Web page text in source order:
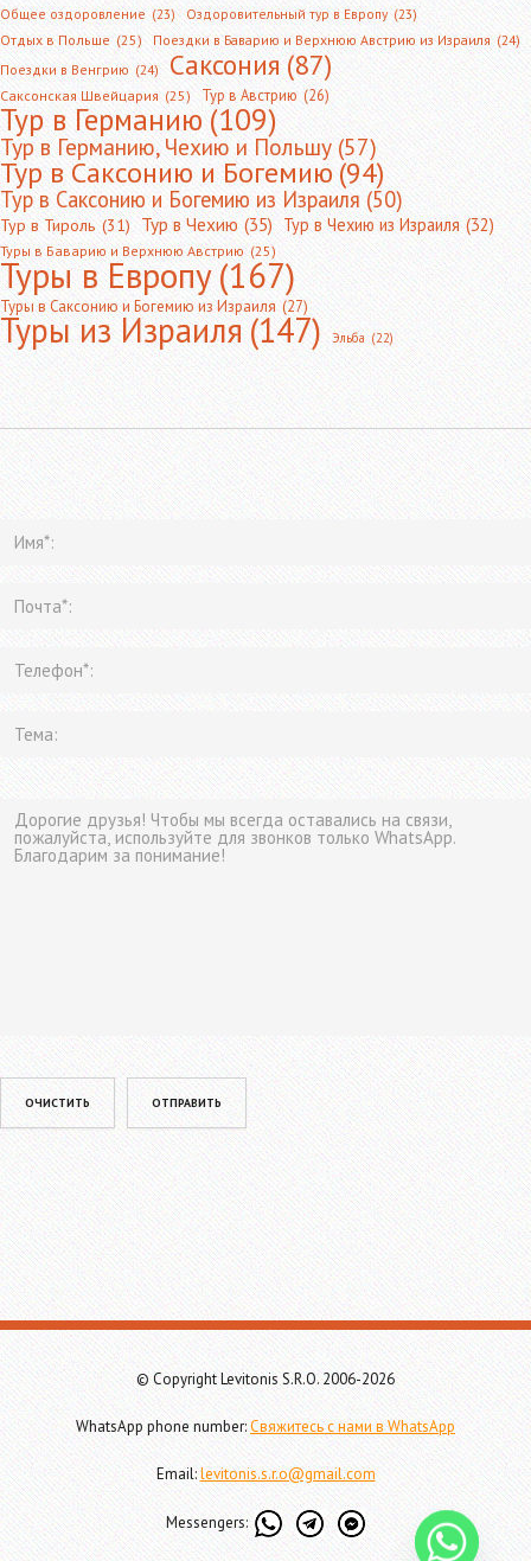
Общее оздоровление (23) Оздоровительный тур в Европу (23)
Отдых в Польше (25) Поездки в Баварию и Верхнюю Австрию из Израиля (24)
Поездки в Венгрию (24) Саксония (87)
Саксонская Швейцария (25) Тур в Австрию (26)
Тур в Германию(109)
Тур в Германию, Чехию и Польшу (57)
Тур в Саксонию и Богемию(94)
Тур в Саксонию и Богемию из Израиля (50)
Тур в Тироль (31) Тур в Чехию (35) Тур в Чехию из Израиля (32)
Туры в Баварию и Верхнюю Австрию (25)
Туры в Европу(167)
Туры в Саксонию и Богемию из Израиля (27)
Туры из Израиля(147) Эльба (22)
Please leave this field empty.
© Copyright Levitonis S.R.O. 2006-2026
WhatsApp phone number:Свяжитесь с нами в WhatsApp
Email:levitonis.s.r.o@gmail.com
Messengers: